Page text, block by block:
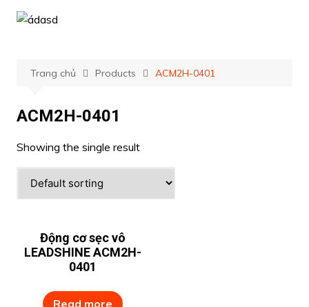
Chuyển
đến
Trang chủ Products ACM2H-0401
ACM2H-0401
Showing the single result
Động cơ sẹc vô
LEADSHINE ACM2H-
0401
Read more